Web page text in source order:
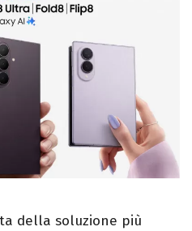
della soluzione più